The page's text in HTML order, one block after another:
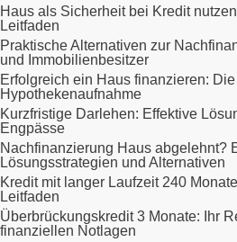
Haus als Sicherheit bei Kredit
Leitfaden
Praktische Alternativen zur
und Immobilienbesitzer
Erfolgreich ein Haus finanzieren:
Hypothekenaufnahme
Kurzfristige Darlehen: Effektive
Engpässe
Nachfinanzierung Haus abgelehnt?
Lösungsstrategien und Alternativen
Kredit mit langer Laufzeit 240
Leitfaden
Überbrückungskredit 3 Monate: Ihr
finanziellen Notlagen